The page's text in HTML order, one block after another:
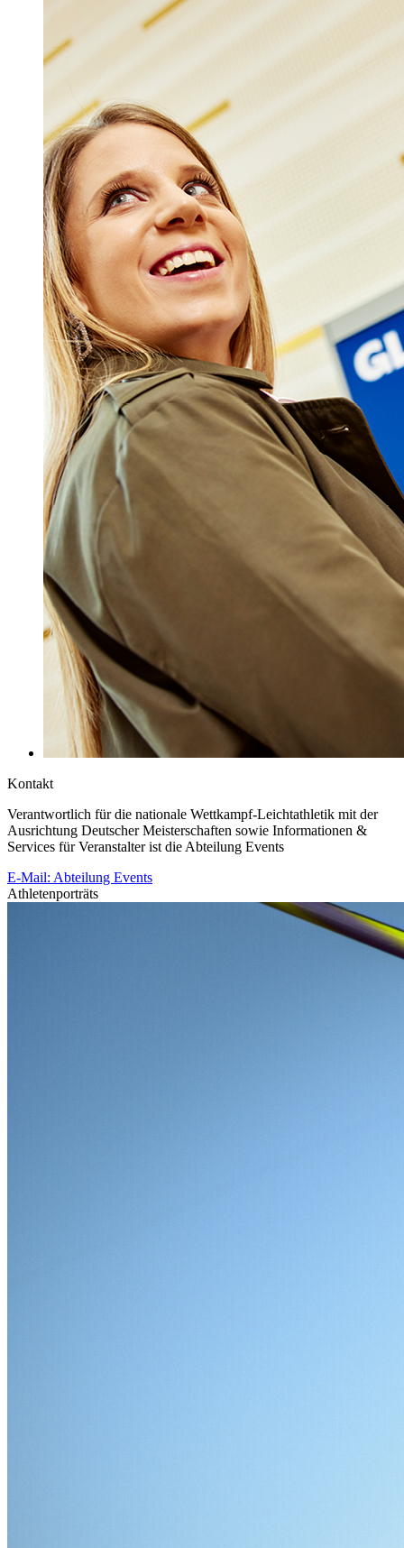
Kontakt
Verantwortlich für die nationale Wettkampf-Leichtathletik mit der
Ausrichtung Deutscher Meisterschaften sowie Informationen &
Services für Veranstalter ist die Abteilung Events
E-Mail: Abteilung Events
Athletenporträts